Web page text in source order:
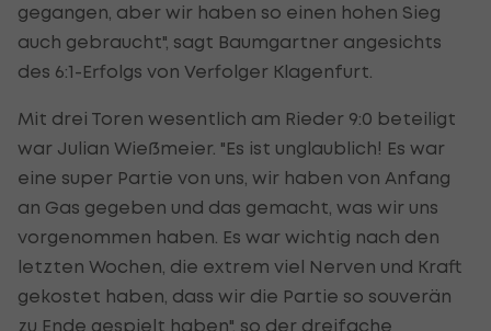
gegangen, aber wir haben so einen hohen Sieg
auch gebraucht", sagt Baumgartner angesichts
des 6:1-Erfolgs von Verfolger Klagenfurt.
Mit drei Toren wesentlich am Rieder 9:0 beteiligt
war Julian Wießmeier. "Es ist unglaublich! Es war
eine super Partie von uns, wir haben von Anfang
an Gas gegeben und das gemacht, was wir uns
vorgenommen haben. Es war wichtig nach den
letzten Wochen, die extrem viel Nerven und Kraft
gekostet haben, dass wir die Partie so souverän
zu Ende gespielt haben", so der dreifache